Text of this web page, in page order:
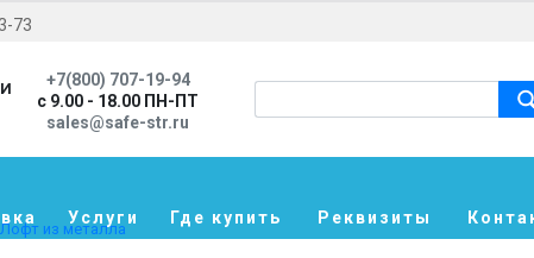
73
+7(800) 707-19-94
с 9.00 - 18.00 ПН-ПТ
sales@safe-str.ru
Услуги Где купить Реквизиты
из металла